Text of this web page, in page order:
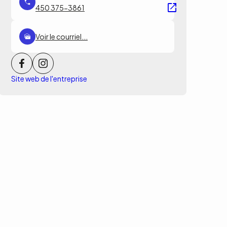
450 375-3861
Voir le courriel...
Site web de l'entreprise